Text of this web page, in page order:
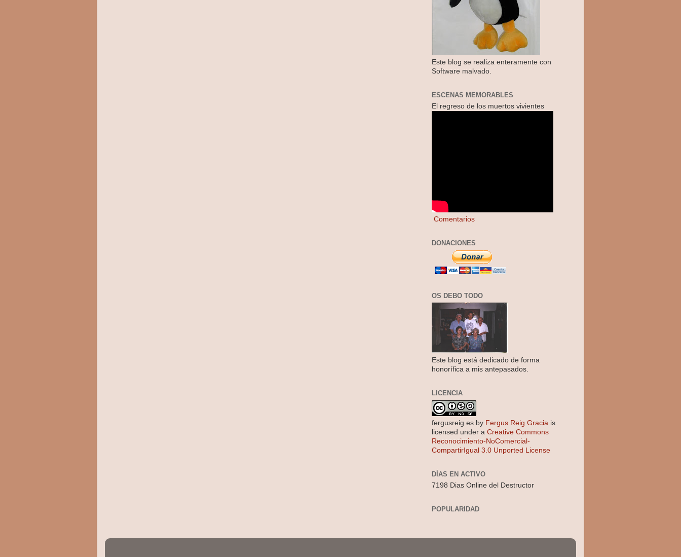
Este blog se realiza enteramente con
Software malvado.
ESCENAS MEMORABLES
El regreso de los muertos vivientes
Comentarios
DONACIONES
OS DEBO TODO
Este blog está dedicado de forma
honorífica a mis antepasados.
LICENCIA
fergusreig.es by Fergus Reig Gracia is
licensed under a Creative Commons
Reconocimiento-NoComercial-
CompartirIgual 3.0 Unported License
DÍAS EN ACTIVO
7198 Dias Online del Destructor
POPULARIDAD